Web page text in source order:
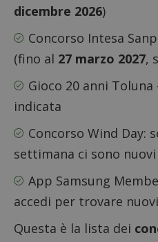
dicembre 2026)
Concorso Intesa
(fino al 27 marzo 2027,
Gioco 20 anni Toluna
indicata
Concorso Wind Day:
settimana ci sono
App Samsung
accedi per trovare
Questa è la lista dei